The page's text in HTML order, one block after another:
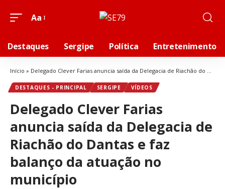
Aa
Destaques Sergipe Política Entretenimento
Início » Delegado Clever Farias anuncia saída da Delegacia de Riachão do Dantas e faz balanço da atuação no município
DESTAQUES - PRINCIPAL SERGIPE VÍDEOS
Delegado Clever Farias
anuncia saída da Delegacia de
Riachão do Dantas e faz
balanço da atuação no
município